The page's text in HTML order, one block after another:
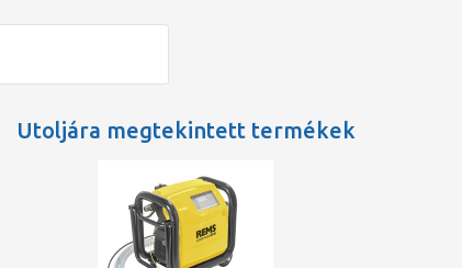
Utoljára megtekintett termékek